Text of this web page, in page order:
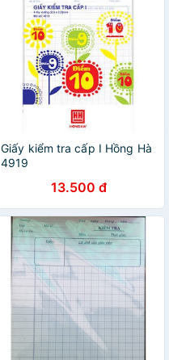
Giấy kiểm tra cấp I Hồng Hà
4919
13.500 đ